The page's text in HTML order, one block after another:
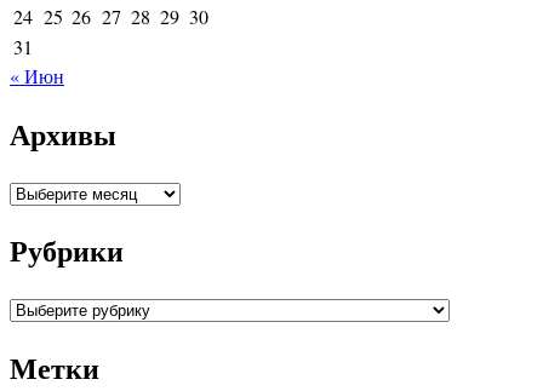
24 25 26 27 28 29 30
31
« Июн
Архивы
Архивы
Рубрики
Рубрики
Метки